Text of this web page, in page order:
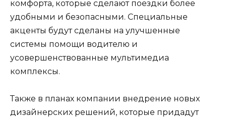
комфорта, которые сделают поездки более
удобными и безопасными. Специальные
акценты будут сделаны на улучшенные
системы помощи водителю и
усовершенствованные мультимедиа
комплексы.
Также в планах компании внедрение новых
дизайнерских решений, которые придадут